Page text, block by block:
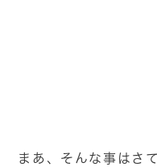
まあ、そんな事はさ